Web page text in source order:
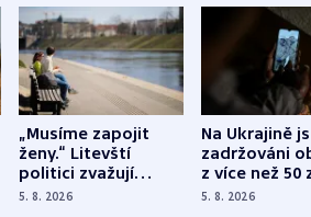
„Musíme zapojit
ženy.“ Litevští
politici zvažují
dohodu o
5. 8. 2026
Na Ukrajině
zadržováni
z více než 50
Bojovali na
5. 8. 2026